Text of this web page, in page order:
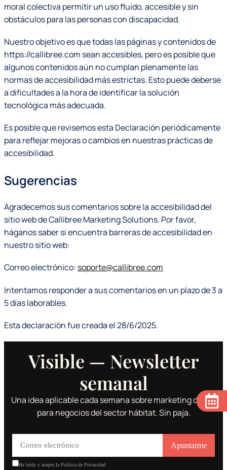
moral colectiva permitir un uso fluido, accesible y sin
obstáculos para las personas con discapacidad.
Nuestro objetivo es que todas las páginas y contenidos de
https://callibree.com sean accesibles, pero es posible que
algunos contenidos aún no cumplan plenamente las
normas de accesibilidad más estrictas. Esto puede deberse
a dificultades a la hora de identificar la solución
tecnológica más adecuada.
Es posible que revisemos esta Declaración periódicamente
para reflejar mejoras o cambios en nuestras prácticas de
accesibilidad.
Sugerencias
Agradecemos sus comentarios sobre la accesibilidad del
sitio web de Callibree Marketing Solutions. Por favor,
háganos saber si encuentra barreras de accesibilidad en
nuestro sitio web:
Correo electrónico: soporte@callibree.com
Intentamos responder a sus comentarios en un plazo de 3 a
5 días laborables.
Esta declaración fue creada el 28/6/2025.
Visible — Newsletter
semanal
Una idea aplicable cada semana sobre marketing digital
para negocios del sector hábitat. Sin paja.